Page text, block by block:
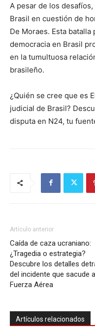
A pesar de los
Brasil en cuestión de
De Moraes. Esta
democracia en Brasil
en la tumultuosa
brasileño.
¿Quién se cree que es
judicial de Brasil?
disputa en N24, tu
Artículo anterior
Caída de caza ucraniano:
¿Tragedia o estrategia?
Descubre los detalles
del incidente que sacude
Fuerza Aérea
Artículos relacionados